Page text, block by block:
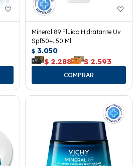
Mineral 89 Fluído Hidratante Uv
Spf50+. 50 Ml.
$ 3.050
$ 2.288 $ 2.593